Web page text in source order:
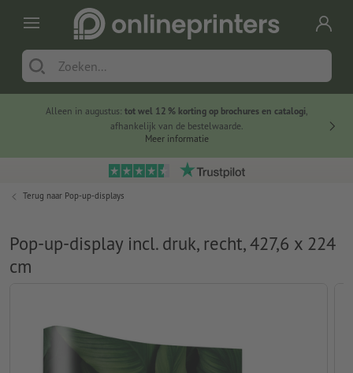
Alleen in augustus: tot wel 12 % korting op brochures en catalogi,
afhankelijk van de bestelwaarde.
Meer informatie
Terug naar Pop-up-displays
Pop-up-display incl. druk, recht, 427,6 x 224
cm